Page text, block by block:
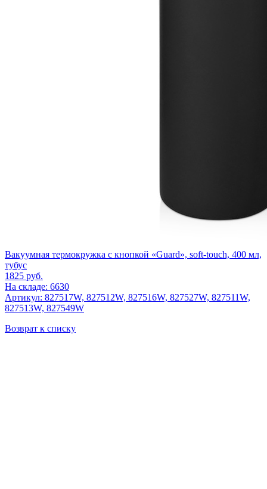
Вакуумная термокружка c кнопкой «Guard», soft-touch, 400 мл,
тубус
1825 руб.
На складе: 6630
Артикул: 827517W, 827512W, 827516W, 827527W, 827511W,
827513W, 827549W
Возврат к списку